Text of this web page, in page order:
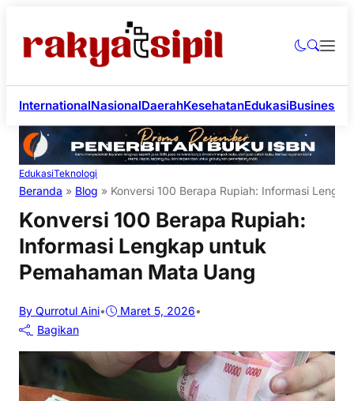
InternationalNasionalDaerahKesehatanEdukasiBusiness
EdukasiTeknologi
Beranda » Blog » Konversi 100 Berapa Rupiah: Informasi
Konversi 100 Berapa Rupiah:
Informasi Lengkap untuk
Pemahaman Mata Uang
By Qurrotul Aini• Maret 5, 2026•
Bagikan